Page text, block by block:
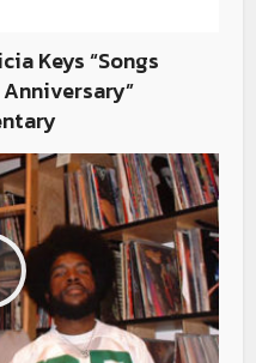
Keys “Songs